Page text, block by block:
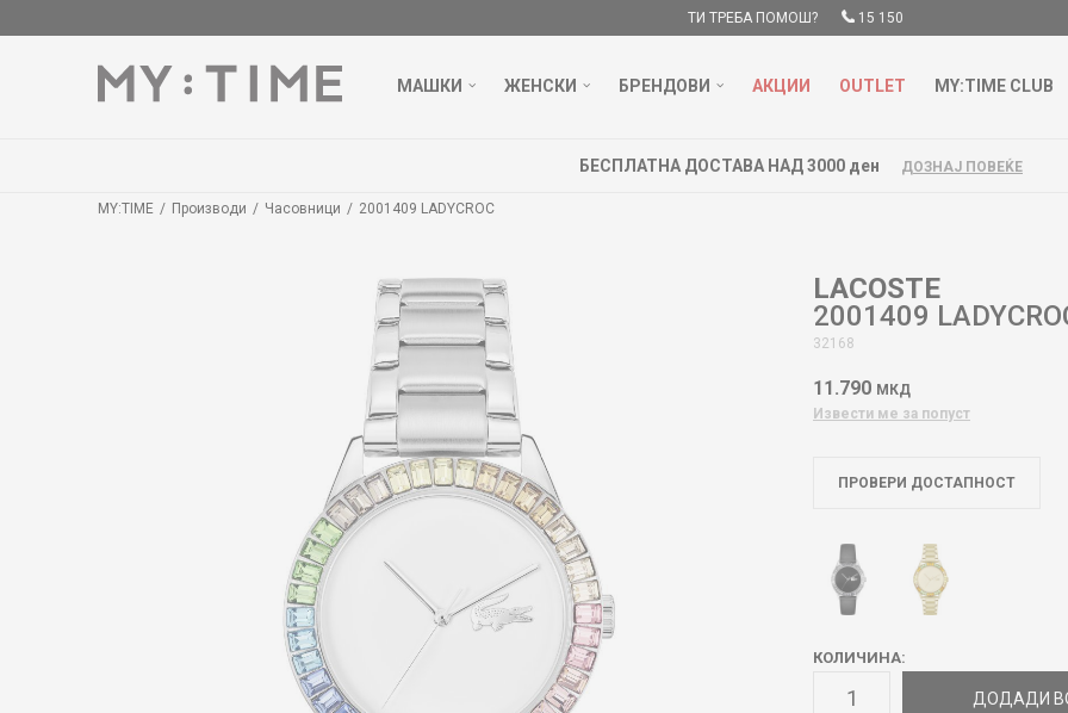
ТИ ТРЕБА ПОМОШ? 15 150
МАШКИ ЖЕНСКИ БРЕНДОВИ АКЦИИ OUTLET MY:TIME CLUB
БЕСПЛАТНА ДОСТАВА НАД 3000 ден ДОЗНАЈ ПОВЕЌЕ
MY:TIME Производи Часовници 2001409 LADYCROC
LACOSTE
2001409
32168
11.790 МКД
Извести ме за попуст
ПРОВЕРИ ДОСТАПНОСТ
КОЛИЧИНА:
ДОДАДИ